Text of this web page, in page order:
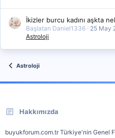
İkizler burcu kadını aşkta
Başlatan Daniel1336 25 May
Astroloji
Astroloji
Hakkımızda
buyukforum.com.tr Türkiye'nin Genel